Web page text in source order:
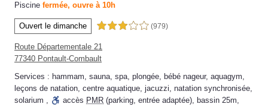
Piscine fermée, ouvre à 10h
Ouvert le dimanche 3,0 étoiles sur 5 (979)
Route Départementale 21
77340 Pontault-Combault
Services : hammam, sauna, spa, plongée, bébé nageur, aquagym,
leçons de natation, centre aquatique, jacuzzi, natation synchronisée,
solarium , accès PMR (parking, entrée adaptée), bassin 25m,